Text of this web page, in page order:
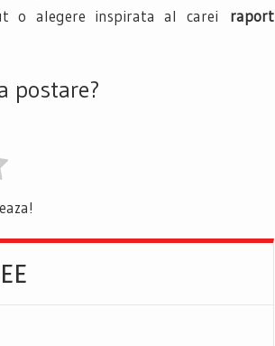
o alegere inspirata al carei raport
postare?